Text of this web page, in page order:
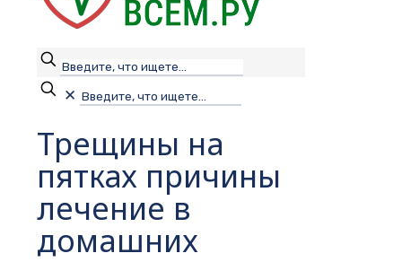
✕
Трещины на
пятках причины
лечение в
домашних